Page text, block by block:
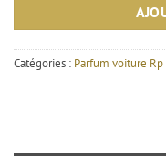
Catégories : Parfum voiture Rp